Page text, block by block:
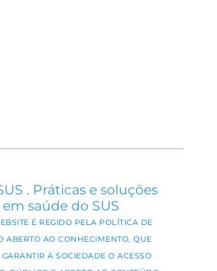
. Práticas e soluções
em saúde do SUS
É REGIDO PELA POLÍTICA DE
ABERTO AO CONHECIMENTO, QUE
À SOCIEDADE O ACESSO